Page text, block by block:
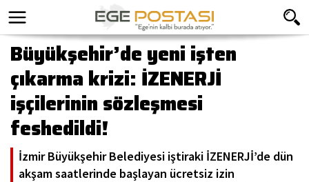
Büyükşehir’de yeni işten
çıkarma krizi: İZENERJİ
işçilerinin sözleşmesi
feshedildi!
İzmir Büyükşehir Belediyesi iştiraki İZENERJİ’de dün
akşam saatlerinde başlayan ücretsiz izin